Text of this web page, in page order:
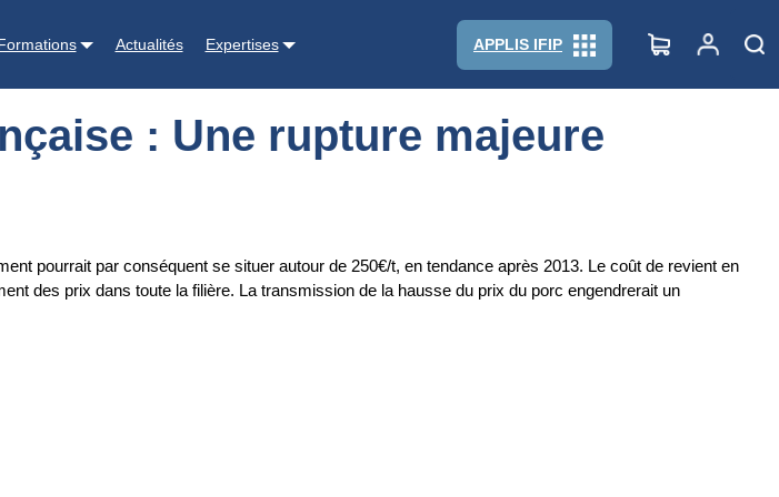
Actualités Expertises APPLIS IFIP
: Une rupture majeure
pourrait par conséquent se situer autour de 250€/t, en tendance après 2013. Le coût de revient en
des prix dans toute la filière. La transmission de la hausse du prix du porc engendrerait un